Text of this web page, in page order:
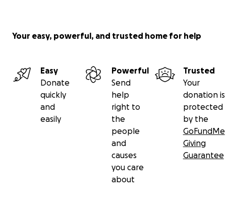
Your easy, powerful, and trusted home for help
Easy
Donate
quickly
and
easily
Powerful
Send
help
right to
the
people
and
causes
you care
about
Trusted
Your
donation is
protected
by the
GoFundMe
Giving
Guarantee